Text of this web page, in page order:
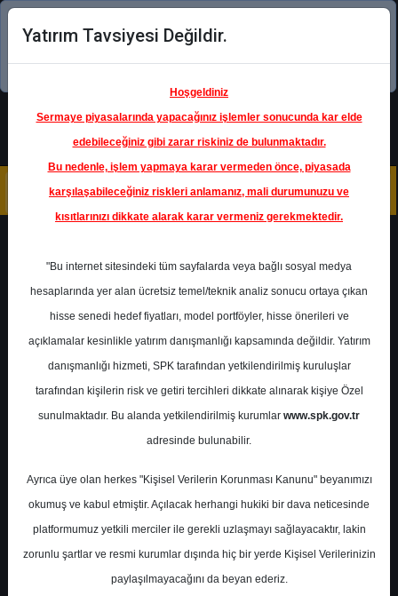
Şimdi uygulamayı indirin!
GWIND- GALATA WIND ENERJI
Hedef Fiyat 53.90 ₺
Getiri
%125.52
0 0
Yatırım Tavsiyesi Değildir.
Hoşgeldiniz
Sermaye piyasalarında yapacağınız işlemler sonucunda kar elde
edebileceğiniz gibi zarar riskiniz de bulunmaktadır.
Bu nedenle, işlem yapmaya karar vermeden önce, piyasada
karşılaşabileceğiniz riskleri anlamanız, mali durumunuzu ve
kısıtlarınızı dikkate alarak karar vermeniz gerekmektedir.
"Bu internet sitesindeki tüm sayfalarda veya bağlı sosyal medya
hesaplarında yer alan ücretsiz temel/teknik analiz sonucu ortaya çıkan
hisse senedi hedef fiyatları, model portföyler, hisse önerileri ve
açıklamalar kesinlikle yatırım danışmanlığı kapsamında değildir. Yatırım
danışmanlığı hizmeti, SPK tarafından yetkilendirilmiş kuruluşlar
tarafından kişilerin risk ve getiri tercihleri dikkate alınarak kişiye Özel
sunulmaktadır. Bu alanda yetkilendirilmiş kurumlar www.spk.gov.tr
adresinde bulunabilir.
Ayrıca üye olan herkes "Kişisel Verilerin Korunması Kanunu" beyanımızı
okumuş ve kabul etmiştir. Açılacak herhangi hukiki bir dava neticesinde
platformumuz yetkili merciler ile gerekli uzlaşmayı sağlayacaktır, lakin
zorunlu şartlar ve resmi kurumlar dışında hiç bir yerde Kişisel Verilerinizin
paylaşılmayacağını da beyan ederiz.